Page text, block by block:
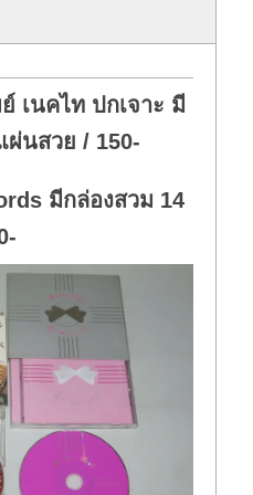
เนคไท ปกเจาะ มี
ผ่นสวย / 150-
มีกล่องสวม 14